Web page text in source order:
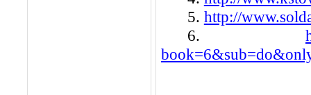
5. http://
6.